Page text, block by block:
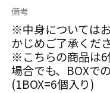
備考
※中身については
かじめご了承くださ
※こちらの商品は6
場合でも、BOXで
(1BOX=6個入り)